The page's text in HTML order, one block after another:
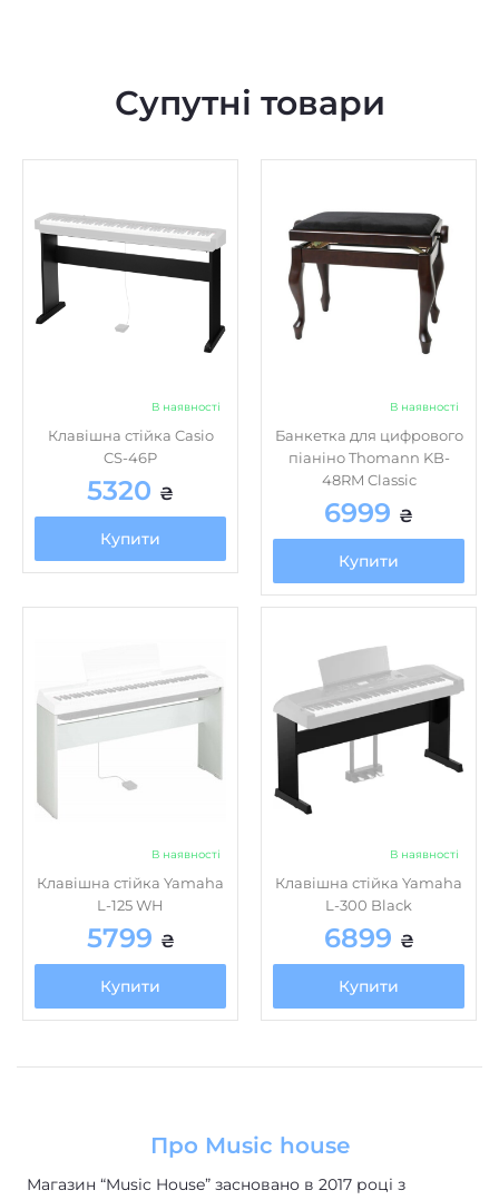
Клавішна стійка Casio
5320
Купити
Банкетка для цифрового
48RM Classic
6999₴
Купити
Клавішна стійка Yamaha
5799₴
Купити
Клавішна стійка Yamaha
6899₴
Купити
Магазин “Music House” засновано в 2017 році з
метою створення унікального простору для